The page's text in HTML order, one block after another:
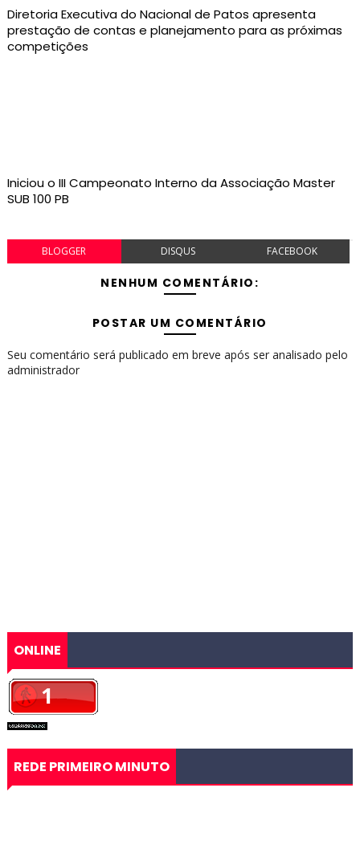
Diretoria Executiva do Nacional de Patos apresenta
prestação de contas e planejamento para as próximas
competições
Iniciou o III Campeonato Interno da Associação Master
SUB 100 PB
BLOGGER DISQUS FACEBOOK
NENHUM COMENTÁRIO:
POSTAR UM COMENTÁRIO
Seu comentário será publicado em breve após ser analisado pelo
administrador
ONLINE
REDE PRIMEIRO MINUTO